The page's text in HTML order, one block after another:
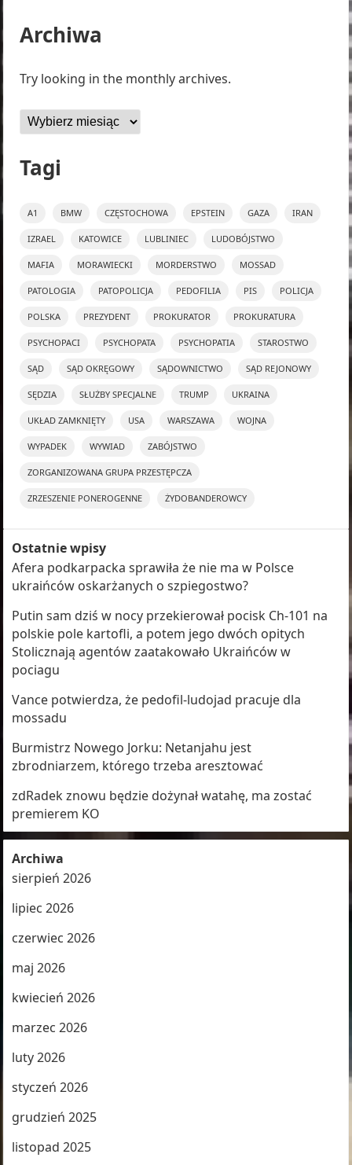
Archiwa
Try looking in the monthly archives.
Archiwa
Tagi
A1 BMW CZĘSTOCHOWA EPSTEIN GAZA IRAN
IZRAEL KATOWICE LUBLINIEC LUDOBÓJSTWO
MAFIA MORAWIECKI MORDERSTWO MOSSAD
PATOLOGIA PATOPOLICJA PEDOFILIA PIS POLICJA
POLSKA PREZYDENT PROKURATOR PROKURATURA
PSYCHOPACI PSYCHOPATA PSYCHOPATIA STAROSTWO
SĄD SĄD OKRĘGOWY SĄDOWNICTWO SĄD REJONOWY
SĘDZIA SŁUŻBY SPECJALNE TRUMP UKRAINA
UKŁAD ZAMKNIĘTY USA WARSZAWA WOJNA
WYPADEK WYWIAD ZABÓJSTWO
ZORGANIZOWANA GRUPA PRZESTĘPCZA
ZRZESZENIE PONEROGENNE ŻYDOBANDEROWCY
Ostatnie wpisy
Afera podkarpacka sprawiła że nie ma w Polsce
ukraińców oskarżanych o szpiegostwo?
Putin sam dziś w nocy przekierował pocisk Ch-101 na
polskie pole kartofli, a potem jego dwóch opitych
Stolicznają agentów zaatakowało Ukraińców w
pociagu
Vance potwierdza, że pedofil-ludojad pracuje dla
mossadu
Burmistrz Nowego Jorku: Netanjahu jest
zbrodniarzem, którego trzeba aresztować
zdRadek znowu będzie dożynał watahę, ma zostać
premierem KO
Archiwa
sierpień 2026
lipiec 2026
czerwiec 2026
maj 2026
kwiecień 2026
marzec 2026
luty 2026
styczeń 2026
grudzień 2025
listopad 2025